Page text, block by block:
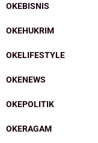
OKEBISNIS
OKEHUKRIM
OKELIFESTYLE
OKENEWS
OKEPOLITIK
OKERAGAM